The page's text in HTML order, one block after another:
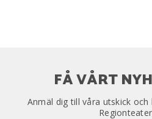
FÅ VÅRT
Anmäl dig till våra utskick